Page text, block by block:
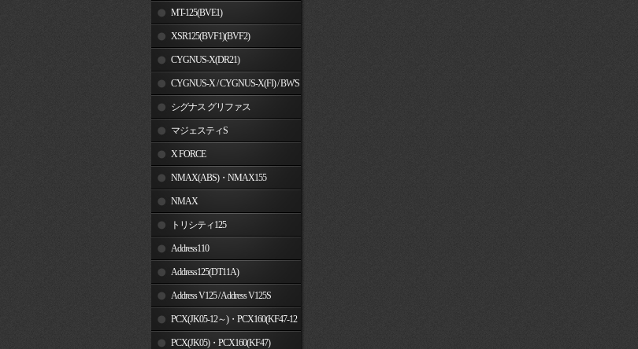
MT-125(BVE1)
XSR125(BVF1)(BVF2)
CYGNUS-X(DR21)
CYGNUS-X / CYGNUS-X(FI) / BW'S
125 シグナス グリファス
マジェスティS
X FORCE
NMAX(ABS)・NMAX155
NMAX
トリシティ125
Address110
Address125(DT11A)
Address V125 / Address V125S
PCX(JK05-12～)・PCX160(KF47-12
～) PCX(JK05)・PCX160(KF47)